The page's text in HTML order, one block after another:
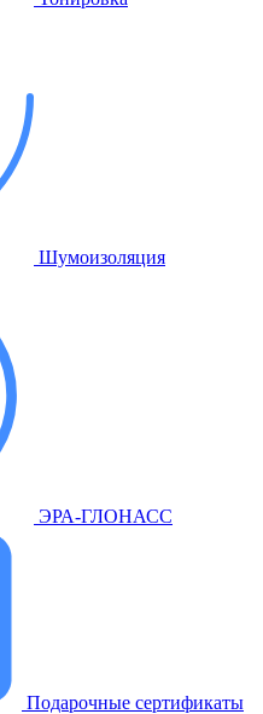
Шумоизоляция
ЭРА-ГЛОНАСС
Подарочные сертификаты